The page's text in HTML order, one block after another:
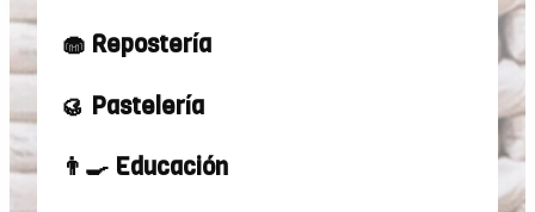
🧁 Repostería
🥮 Pastelería
👨‍🍳 Educación